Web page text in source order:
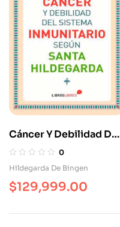
Cáncer Y Debilidad Del
Sistema Inmunitario
Según Santa
0
Hildegarda De Bingen
$129,999.00